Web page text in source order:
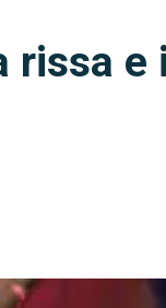
rissa e